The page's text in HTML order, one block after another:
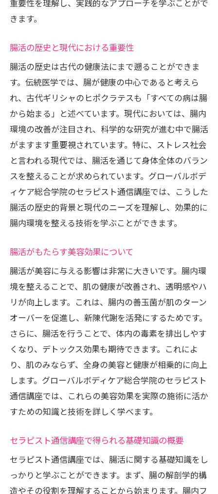
免疫力向上に寄与する腸活の魅力
新たなキャリアの可能性
腸活セラピストの仕事と役割
通信講座で築くキャリアパスの選択肢
独立や開業を目指すためのステップ
セラピストとしての専門性を高める
腸活を活かした新しいビジネスモデル
プロフェッショナルとしての成長の機会
腸活で健康と美容を両立！セラピスト通信講
座の効果的な学び方
通信講座で効率よく腸活を学ぶ方法
健康と美容を同時に手に入れる学習法
自主学習とサポートを活用した勉強法
実践と理論を組み合わせた効果的な学び
学んだ知識を日常に取り入れるコツ
成功体験を積み重ねるための学習計画
セラピスト通信講座の魅力とは？腸活を学ぶ
理由とその未来
通信講座で腸活を学ぶことの利点
未来の健康スタイルと腸活の関係
受講者が語る通信講座の魅力
美容業界における腸活の重要性
持続可能な健康法としての腸活の未来
自宅で学べる！セラピスト通信講座が提供す
る腸活の実践方法
重要性を理解し、実践的なアプローチを学ぶことがで
きます。
腸活の歴史と現代における重要性
腸活の歴史は古代の健康法にまで遡ることができま
す。伝統医学では、腸が健康の中心であると考えら
れ、古代ギリシャのヒポクラテスも「すべての病は腸
から始まる」と述べています。現代においては、腸内
環境の改善が注目され、科学的な研究が進む中で腸活
がますます重要視されています。特に、ストレス社会
と言われる現代では、腸活を通じて身体全体のバラン
スを整えることが求められています。グローバルボデ
ィケア総合学院のセラピスト通信講座では、こうした
腸活の歴史的背景と現代のニーズを理解し、効果的に
腸内環境を整える技術を学ぶことができます。
腸活がもたらす美容効果について
腸活が美容に与える影響は非常に大きいです。腸内環
境を整えることで、肌の健康が改善され、透明感やハ
リが向上します。これは、腸内の善玉菌が肌のターン
オーバーを促進し、新陳代謝を活発にするためです。
さらに、腸活を行うことで、体内の毒素を排出しやす
くなり、デトックス効果も期待できます。これによ
り、肌のみならず、全身の美容と健康が相乗的に向上
します。グローバルボディケア総合学院のセラピスト
通信講座では、これらの美容効果を実際の施術に活か
すための知識と技術を詳しく学べます。
セラピスト通信講座で得られる基礎知識の概要
セラピスト通信講座では、腸活に関する基礎知識をし
っかりと学ぶことができます。まず、腸の解剖学的構
造やその役割を理解することから始まります。腸内フ